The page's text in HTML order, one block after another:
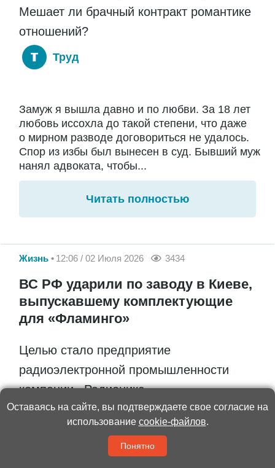
Мешает ли брачный контракт романтике
отношений?
Труд
Замуж я вышла давно и по любви. За 18 лет
любовь иссохла до такой степени, что даже
о мирном разводе договориться не удалось.
Спор из избы был вынесен в суд. Бывший муж
нанял адвоката, чтобы...
Читать полностью
Жизнь 12:06 / 02 Июля 2026 3434
ВС РФ ударили по заводу в Киеве,
выпускавшему комплектующие
для «Фламинго»
Целью стало предприятие
радиоэлектронной промышленности
компании «Радионикс»
В рамках специальной военной операции
Вооружённые силы России нанесли удар по
Оставаясь на сайте, вы подтверждаете свое согласие на
использование cookie-файлов.
Понятно